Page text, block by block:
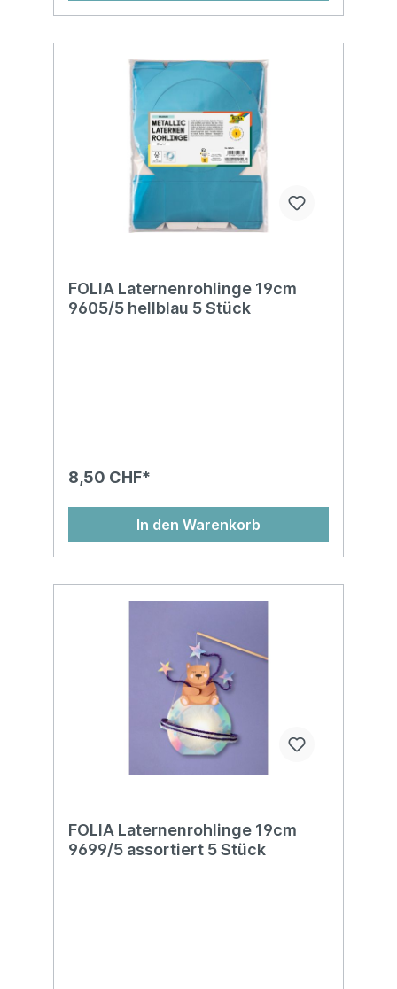
FOLIA Laternenrohlinge 19cm
9605/5 hellblau 5 Stück
8,50 CHF*
In den Warenkorb
FOLIA Laternenrohlinge 19cm
9699/5 assortiert 5 Stück